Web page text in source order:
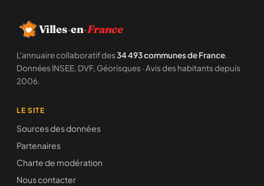
Villes·en·France
L'annuaire collaboratif des34 493 communes de France.
Données INSEE, DVF, Géorisques · Avis des habitants depuis
2006.
LE SITE
Sources des données
Partenaires
Charte de modération
Nous contacter